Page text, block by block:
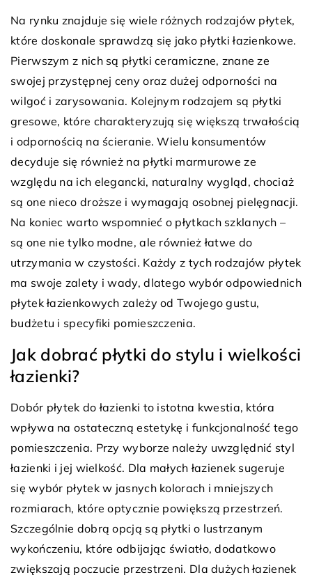
Na rynku znajduje się wiele różnych rodzajów płytek,
które doskonale sprawdzą się jako płytki łazienkowe.
Pierwszym z nich są płytki ceramiczne, znane ze
swojej przystępnej ceny oraz dużej odporności na
wilgoć i zarysowania. Kolejnym rodzajem są płytki
gresowe, które charakteryzują się większą trwałością
i odpornością na ścieranie. Wielu konsumentów
decyduje się również na płytki marmurowe ze
względu na ich elegancki, naturalny wygląd, chociaż
są one nieco droższe i wymagają osobnej pielęgnacji.
Na koniec warto wspomnieć o płytkach szklanych –
są one nie tylko modne, ale również łatwe do
utrzymania w czystości. Każdy z tych rodzajów płytek
ma swoje zalety i wady, dlatego wybór odpowiednich
płytek łazienkowych zależy od Twojego gustu,
budżetu i specyfiki pomieszczenia.
Jak dobrać płytki do stylu i wielkości
łazienki?
Dobór płytek do łazienki to istotna kwestia, która
wpływa na ostateczną estetykę i funkcjonalność tego
pomieszczenia. Przy wyborze należy uwzględnić styl
łazienki i jej wielkość. Dla małych łazienek sugeruje
się wybór płytek w jasnych kolorach i mniejszych
rozmiarach, które optycznie powiększą przestrzeń.
Szczególnie dobrą opcją są płytki o lustrzanym
wykończeniu, które odbijając światło, dodatkowo
zwiększają poczucie przestrzeni. Dla dużych łazienek